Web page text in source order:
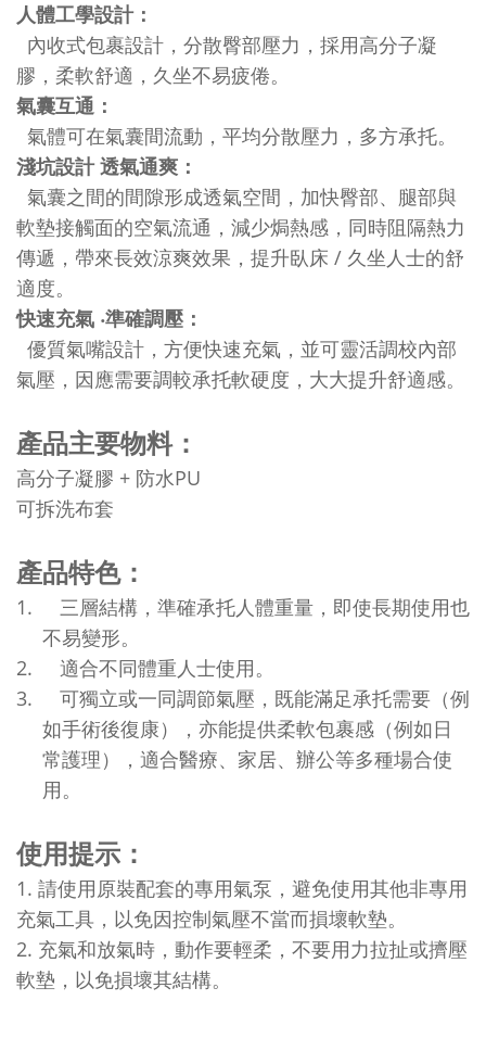
人體工學設計：
內收式包裹設計，分散臀部壓力，採用高分子凝
膠，柔軟舒適，久坐不易疲倦。
氣囊互通：
氣體可在氣囊間流動，平均分散壓力，多方承托。
淺坑設計 透氣通爽：
氣囊之間的間隙形成透氣空間，加快臀部、腿部與
軟墊接觸面的空氣流通，減少焗熱感，同時阻隔熱力
傳遞，帶來長效涼爽效果，提升臥床 / 久坐人士的舒
適度。
快速充氣 ‧準確調壓：
優質氣嘴設計，方便快速充氣，並可靈活調校內部
氣壓，因應需要調較承托軟硬度，大大提升舒適感。
產品主要物料：
高分子凝膠 + 防水PU
可拆洗布套
產品特色：
1.
三層結構，準確承托人體重量，即使長期使用也
不易變形。
2. 適合不同體重人士使用。
3.
可獨立或一同調節氣壓，既能滿足承托需要（例
如手術後復康），亦能提供柔軟包裹感（例如日
常護理），適合醫療、家居、辦公等多種場合使
用。
使用提示：
1. 請使用原裝配套的專用氣泵，避免使用其他非專用
充氣工具，以免因控制氣壓不當而損壞軟墊。
2. 充氣和放氣時，動作要輕柔，不要用力拉扯或擠壓
軟墊，以免損壞其結構。